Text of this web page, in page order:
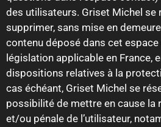
des utilisateurs. Griset Michel se
supprimer, sans mise en
contenu déposé dans cet
législation applicable en France,
dispositions relatives à la
cas échéant, Griset Michel se
possibilité de mettre en cause la
et/ou pénale de l’utilisateur,